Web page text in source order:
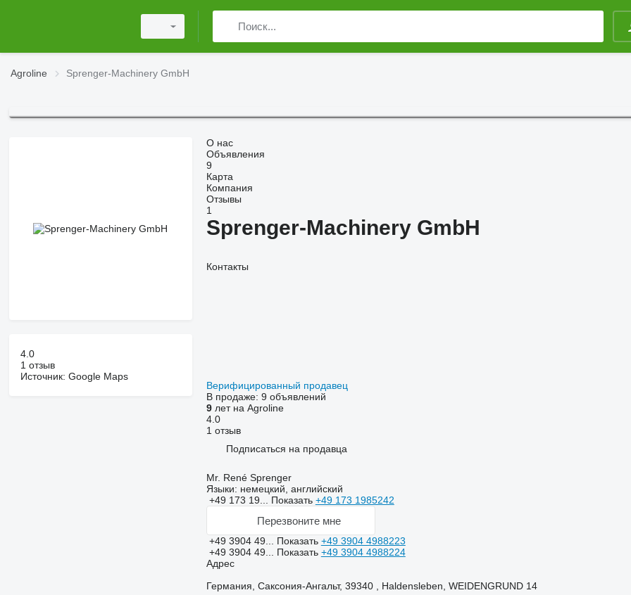
Agroline Sprenger-Machinery GmbH
4.0
1 отзыв
Источник: Google Maps
О нас
Объявления
9
Карта
Компания
Отзывы
1
Sprenger-Machinery GmbH
Контакты
Верифицированный продавец
В продаже: 9 объявлений
9лет на Agroline
4.0
1 отзыв
Подписаться на продавца
Mr. René Sprenger
Языки: немецкий, английский
+49 173 19... Показать +49 173 1985242
Перезвоните мне
+49 3904 49... Показать +49 3904 4988223
+49 3904 49... Показать +49 3904 4988224
Адрес
Германия, Саксония-Ангальт, 39340 , Haldensleben, WEIDENGRUND 14